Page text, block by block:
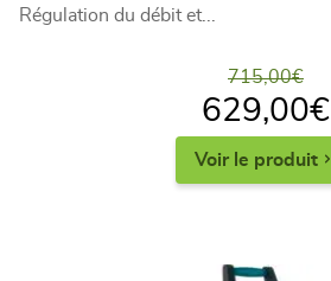
Régulation du débit et...
715,00€
629,00€
Voir le produit